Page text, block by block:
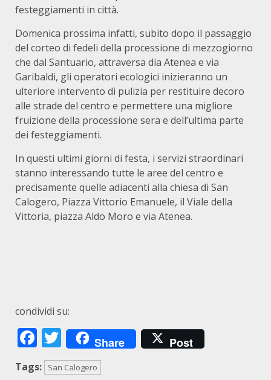
festeggiamenti in città.
Domenica prossima infatti, subito dopo il passaggio
del corteo di fedeli della processione di mezzogiorno
che dal Santuario, attraversa dia Atenea e via
Garibaldi, gli operatori ecologici inizieranno un
ulteriore intervento di pulizia per restituire decoro
alle strade del centro e permettere una migliore
fruizione della processione sera e dell’ultima parte
dei festeggiamenti.
In questi ultimi giorni di festa, i servizi straordinari
stanno interessando tutte le aree del centro e
precisamente quelle adiacenti alla chiesa di San
Calogero, Piazza Vittorio Emanuele, il Viale della
Vittoria, piazza Aldo Moro e via Atenea.
condividi su:
Facebook
Twitter
Share Post
Tags: San Calogero